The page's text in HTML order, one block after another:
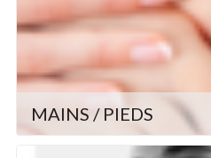
MAINS / PIEDS